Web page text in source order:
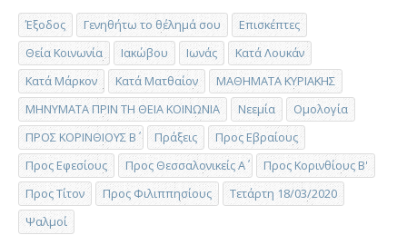
Έξοδος Γενηθήτω το θέλημά σου
Επισκέπτες
Θεία Κοινωνία
Ιακώβου Ιωνάς
Κατά Λουκάν
Κατά Μάρκον
Κατά Ματθαίον
ΜΑΘΗΜΑΤΑ ΚΥΡΙΑΚΗΣ
ΜΗΝΥΜΑΤΑ ΠΡΙΝ ΤΗ ΘΕΙΑ ΚΟΙΝΩΝΙΑ
Νεεμία
Ομολογία
ΠΡΟΣ ΚΟΡΙΝΘΙΟΥΣ Β΄
Πράξεις
Προς Εβραίους
Προς Εφεσίους
Προς Θεσσαλονικείς Α΄
Προς Κορινθίους Β'
Προς Τίτον
Προς Φιλιππησίους
Τετάρτη 18/03/2020
Ψαλμοί